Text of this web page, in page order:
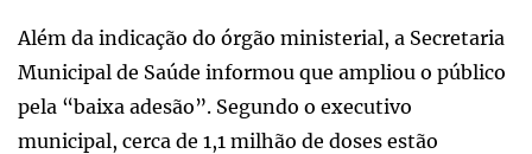
Além da indicação do órgão ministerial, a Secretaria
Municipal de Saúde informou que ampliou o público
pela “baixa adesão”. Segundo o executivo
municipal, cerca de 1,1 milhão de doses estão